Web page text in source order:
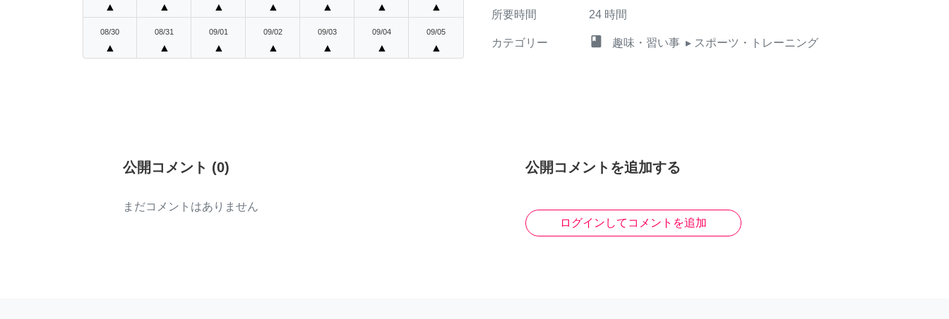
▲ ▲ ▲ ▲ ▲ ▲ ▲
08/30
▲
08/31
▲
09/01
▲
09/02
▲
09/03
▲
09/04
▲
09/05
▲
所要時間 24 時間
カテゴリー class 趣味・習い事 ▸ スポーツ・トレーニング
公開コメント (0)
まだコメントはありません
公開コメントを追加する
ログインしてコメントを追加